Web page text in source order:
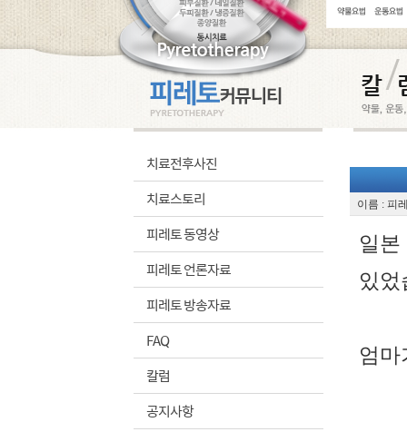
치료전후사진
치료스토리
피레토 동영상
피레토 언론자료
피레토 방송자료
FAQ
칼럼
공지사항
이름 : 피
일
있었
엄마